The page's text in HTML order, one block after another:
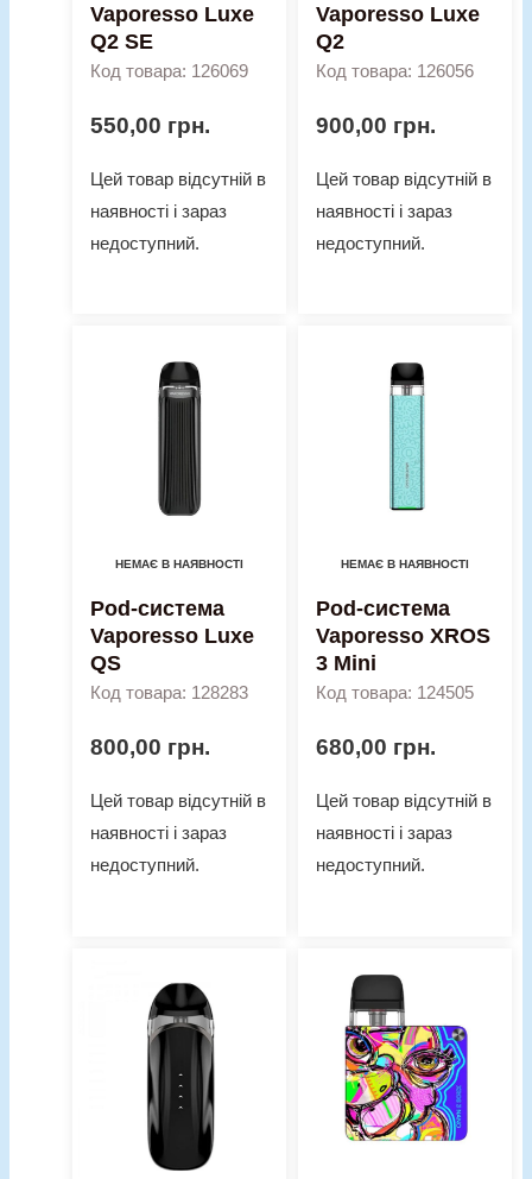
Vaporesso Luxe
Q2 SE
Код товара: 126069
550,00 грн.
Цей товар відсутній в
наявності і зараз
недоступний.
Vaporesso Luxe
Q2
Код товара: 126056
900,00 грн.
Цей товар відсутній в
наявності і зараз
недоступний.
НЕМАЄ В НАЯВНОСТІ
Pod-система
Vaporesso Luxe
QS
Код товара: 128283
800,00 грн.
Цей товар відсутній в
наявності і зараз
недоступний.
НЕМАЄ В НАЯВНОСТІ
Pod-система
Vaporesso XROS
3 Mini
Код товара: 124505
680,00 грн.
Цей товар відсутній в
наявності і зараз
недоступний.